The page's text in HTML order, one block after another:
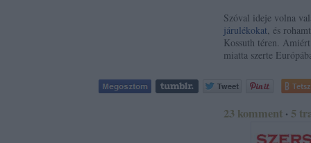
Szóval ideje volna
járulékokat, és
Kossuth téren.
miatta szerte
23 komment · 5